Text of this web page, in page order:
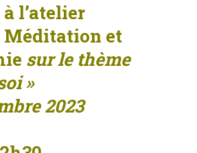
l’atelier
Méditation et
sur le thème
»
2023